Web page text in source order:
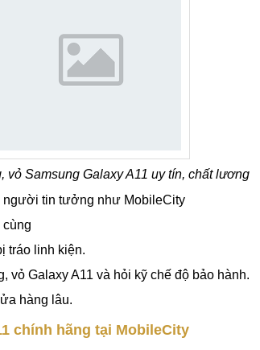
di động, cửa hàng sửa chữa điện thoại.
là uy tín, đáng tin cậy. Có đủ trình độ kĩ
hãy lưu ý:
vỏ Samsung Galaxy A11 uy tín, chất lương
người tin tưởng như MobileCity